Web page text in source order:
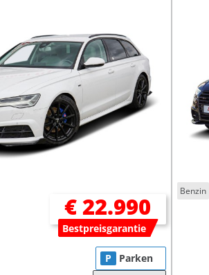
€ 22.990
Bestpreisgarantie
P Parken
Benzin